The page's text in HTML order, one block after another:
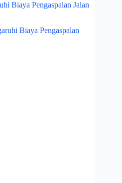
Biaya Pengaspalan Jalan